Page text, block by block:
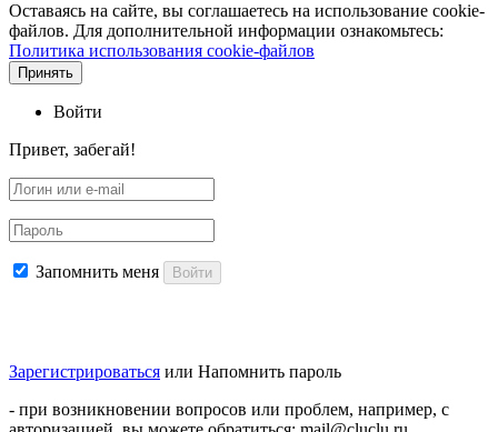
Оставаясь на сайте, вы соглашаетесь на использование cookie-
файлов. Для дополнительной информации ознакомьтесь:
Политика использования cookie-файлов
Принять
Войти
Привет, забегай!
Запомнить меня Войти
Зарегистрироваться или Напомнить пароль
- при возникновении вопросов или проблем, например, с